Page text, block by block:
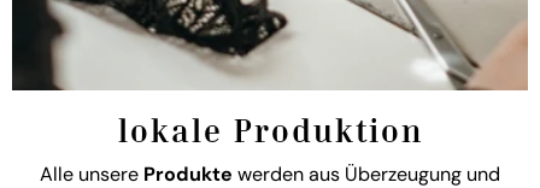
lokale Produktion
Alle unsere Produkte werden aus Überzeugung und